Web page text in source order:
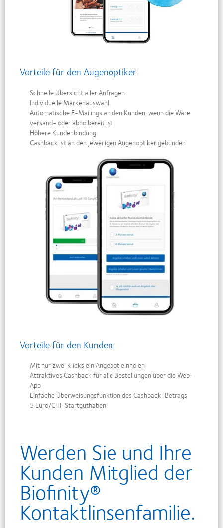
Vorteile für den Augenoptiker:
Schnelle Übersicht aller Anfragen
Individuelle Markenauswahl
Automatische E-Mailings an den Kunden, wenn die Ware
versand- oder abholbereit ist
Höhere Kundenbindung
Cashback ist an den jeweiligen Augenoptiker gebunden
Vorteile für den Kunden:
Mit nur zwei Klicks ein Angebot einholen
Attraktives Cashback für alle Bestellungen über die Web-
App
Einfache Überweisungsfunktion des Cashback-Betrags
5 Euro/CHF Startguthaben
Werden Sie und Ihre
Kunden Mitglied der
Biofinity®
Kontaktlinsenfamilie.